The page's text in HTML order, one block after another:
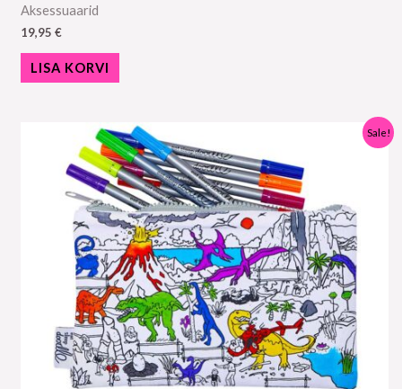
Aksessuaarid
19,95 €
LISA KORVI
Sale!
hind
oli:
19,95 €.
Praegune
hind
on:
15,95 €.